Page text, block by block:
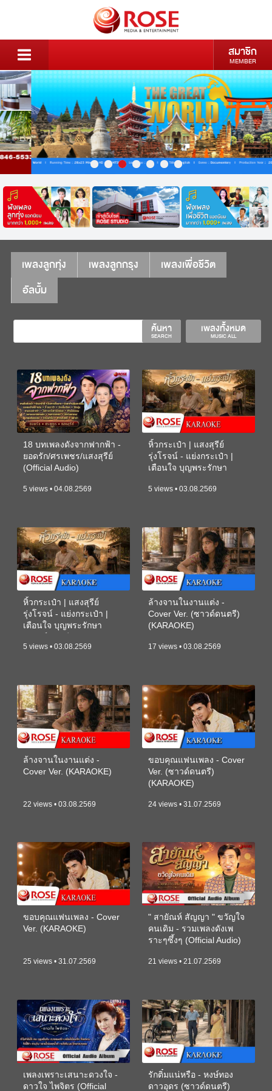
สมาชิก
MEMBER
เพลงลูกทุ่ง เพลงลูกกรุง
เพลงเพื่อชีวิต
อัลบั้ม
เพลงทั้งหมด
MUSIC ALL
ค้นหา
SEARCH
18 บทเพลงดังจากฟากฟ้า -
ยอดรัก/ศรเพชร/แสงสุรีย์
(Official Audio)
5 views • 04.08.2569
หิ้วกระเป๋า | แสงสุรีย์
รุ่งโรจน์ - แย่งกระเป๋า |
เตือนใจ บุญพระรักษา
5 views • 03.08.2569
หิ้วกระเป๋า | แสงสุรีย์
รุ่งโรจน์ - แย่งกระเป๋า |
เตือนใจ บุญพระรักษา
5 views • 03.08.2569
ล้างจานในงานแต่ง -
Cover Ver. (ซาวด์ดนตรี)
(KARAOKE)
17 views • 03.08.2569
ล้างจานในงานแต่ง -
Cover Ver. (KARAOKE)
22 views • 03.08.2569
ขอบคุณแฟนเพลง - Cover
Ver. (ซาวด์ดนตรี)
(KARAOKE)
24 views • 31.07.2569
ขอบคุณแฟนเพลง - Cover
Ver. (KARAOKE)
25 views • 31.07.2569
" สายัณห์ สัญญา " ขวัญใจ
คนเดิม - รวมเพลงดังเพ
ราะๆซึ้งๆ (Official Audio)
21 views • 21.07.2569
เพลงเพราะเสนาะดวงใจ -
ดาวใจ ไพจิตร (Official
รักติ๋มแน่หรือ - หงษ์ทอง
ดาวอุดร (ซาวด์ดนตรี)